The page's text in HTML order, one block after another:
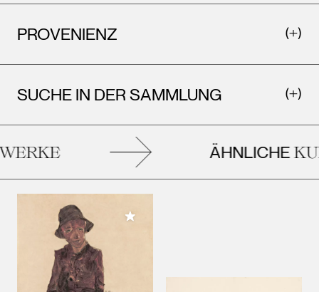
PROVENIENZ
SUCHE IN DER SAMMLUNG
ÄHNLICHE
Meiner Sammlung hinzufügen